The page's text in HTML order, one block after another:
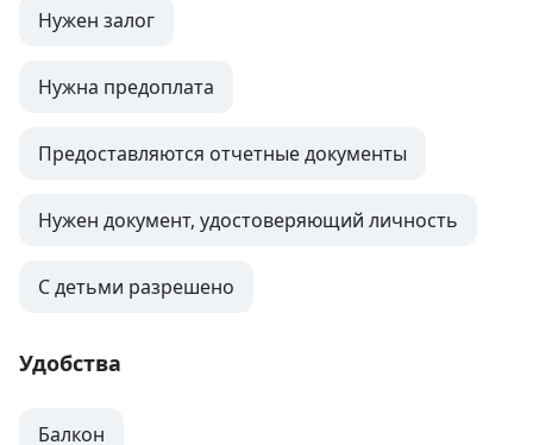
Нужен залог
Нужна предоплата
Предоставляются отчетные документы
Нужен документ, удостоверяющий личность
С детьми разрешено
Удобства
Балкон